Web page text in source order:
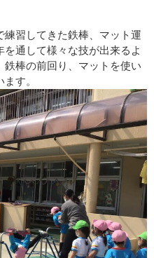
習してきた鉄棒、マット運
通して様々な技が出来るよ
棒の前回り、マットを使い
す。